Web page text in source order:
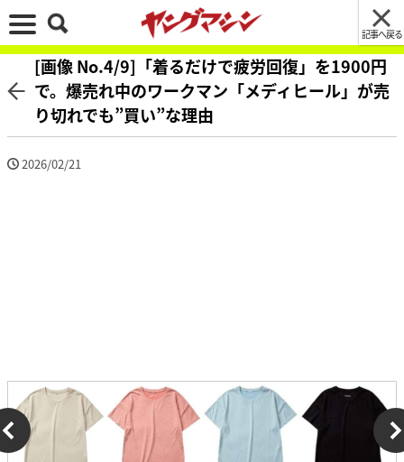
記事へ戻る
[画像 No.4/9]「着るだけで疲労回復」を1900円
で。爆売れ中のワークマン「メディヒール」が売
り切れでも”買い”な理由
2026/02/21